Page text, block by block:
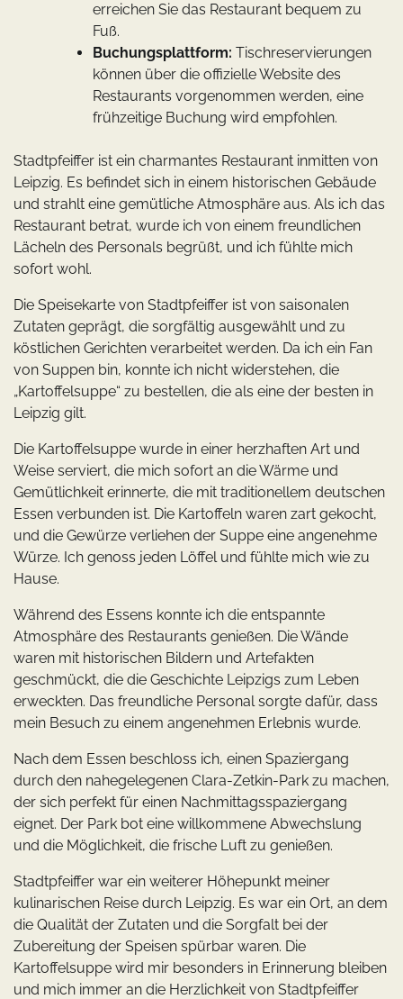
erreichen Sie das Restaurant bequem zu
Fuß.
Buchungsplattform: Tischreservierungen
können über die offizielle Website des
Restaurants vorgenommen werden, eine
frühzeitige Buchung wird empfohlen.
Stadtpfeiffer ist ein charmantes Restaurant inmitten von
Leipzig. Es befindet sich in einem historischen Gebäude
und strahlt eine gemütliche Atmosphäre aus. Als ich das
Restaurant betrat, wurde ich von einem freundlichen
Lächeln des Personals begrüßt, und ich fühlte mich
sofort wohl.
Die Speisekarte von Stadtpfeiffer ist von saisonalen
Zutaten geprägt, die sorgfältig ausgewählt und zu
köstlichen Gerichten verarbeitet werden. Da ich ein Fan
von Suppen bin, konnte ich nicht widerstehen, die
„Kartoffelsuppe“ zu bestellen, die als eine der besten in
Leipzig gilt.
Die Kartoffelsuppe wurde in einer herzhaften Art und
Weise serviert, die mich sofort an die Wärme und
Gemütlichkeit erinnerte, die mit traditionellem deutschen
Essen verbunden ist. Die Kartoffeln waren zart gekocht,
und die Gewürze verliehen der Suppe eine angenehme
Würze. Ich genoss jeden Löffel und fühlte mich wie zu
Hause.
Während des Essens konnte ich die entspannte
Atmosphäre des Restaurants genießen. Die Wände
waren mit historischen Bildern und Artefakten
geschmückt, die die Geschichte Leipzigs zum Leben
erweckten. Das freundliche Personal sorgte dafür, dass
mein Besuch zu einem angenehmen Erlebnis wurde.
Nach dem Essen beschloss ich, einen Spaziergang
durch den nahegelegenen Clara-Zetkin-Park zu machen,
der sich perfekt für einen Nachmittagsspaziergang
eignet. Der Park bot eine willkommene Abwechslung
und die Möglichkeit, die frische Luft zu genießen.
Stadtpfeiffer war ein weiterer Höhepunkt meiner
kulinarischen Reise durch Leipzig. Es war ein Ort, an dem
die Qualität der Zutaten und die Sorgfalt bei der
Zubereitung der Speisen spürbar waren. Die
Kartoffelsuppe wird mir besonders in Erinnerung bleiben
und mich immer an die Herzlichkeit von Stadtpfeiffer